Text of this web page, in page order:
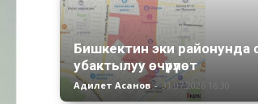
Бишкектин эки районунда
убактылуу өчүрүлөт
Адилет Асанов - 31.07.2026 16:30